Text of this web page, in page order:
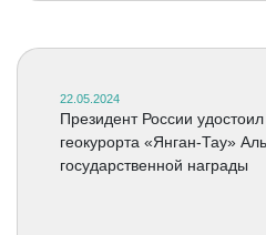
22.05.2024
Президент России
геокурорта «Янган-Тау»
государственной награды